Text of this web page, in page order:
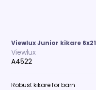
Viewlux Junior kikare 6x21
Viewlux
A4522
Robust kikare för barn